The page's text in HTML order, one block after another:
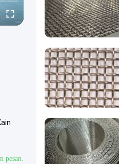
pesan.